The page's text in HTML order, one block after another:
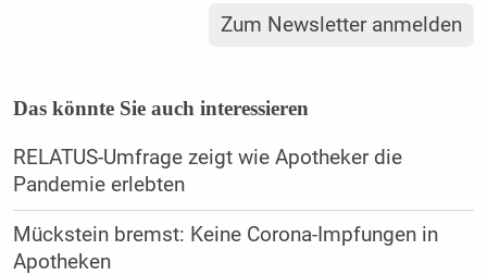
Zum Newsletter anmelden
Das könnte Sie auch interessieren
RELATUS-Umfrage zeigt wie Apotheker die
Pandemie erlebten
Mückstein bremst: Keine Corona-Impfungen in
Apotheken